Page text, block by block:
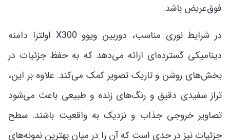
فوق‌عریض باشد.
در شرایط نوری مناسب، دوربین ویوو X300 اولترا دامنه
دینامیکی گسترده‌ای ارائه می‌دهد که به حفظ جزئیات در
بخش‌های روشن و تاریک تصویر کمک می‌کند. علاوه بر این،
تراز سفیدی دقیق و رنگ‌های زنده و طبیعی باعث می‌شود
تصاویر خروجی جذاب و نزدیک به واقعیت باشند. سطح
جزئیات نیز در حدی است که آن را در میان بهترین نمونه‌های